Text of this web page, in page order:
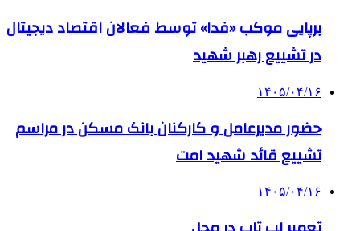
برپایی موکب «فدا» توسط فعالان اقتصاد دیجیتال
در تشییع رهبر شهید
۱۴۰۵/۰۴/۱۶
حضور مدیرعامل و کارکنان بانک مسکن در مراسم
تشییع قائد شهید امت
۱۴۰۵/۰۴/۱۶